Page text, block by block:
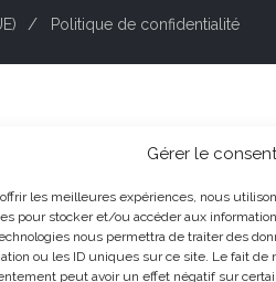
Gérer le
les meilleures expériences, nous
pour stocker et/ou accéder aux
nous permettra de traiter des
ou les ID uniques sur ce site. Le fait de
peut avoir un effet négatif sur
Politique de confidentialité